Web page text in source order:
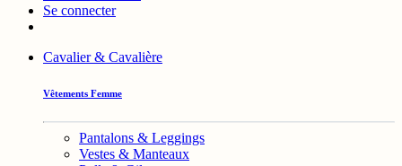
Se connecter
Cavalier & Cavalière
Vêtements Femme
Pantalons & Leggings
Vestes & Manteaux